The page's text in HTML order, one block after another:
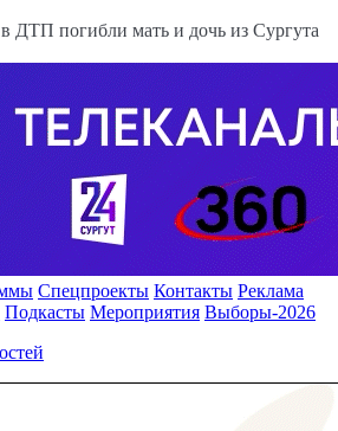
ДТП погибли мать и дочь из Сургута
Спецпроекты Контакты Реклама
Подкасты Мероприятия Выборы-2026